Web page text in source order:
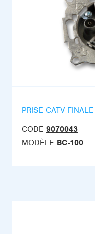
PRISE CATV
CODE 9070043
MODÈLE BC-100